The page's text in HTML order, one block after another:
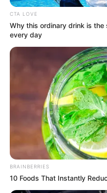
CTA LOVE
Why this ordinary drink is
every day
BRAINBERRIES
10 Foods That Instantly